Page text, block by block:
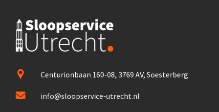
Centurionbaan 160-08, 3769 AV, Soesterberg
info@sloopservice-utrecht.nl